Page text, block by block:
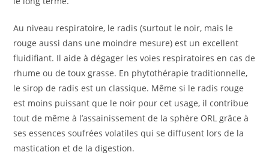
Au niveau respiratoire, le radis (surtout le noir, mais le
rouge aussi dans une moindre mesure) est un excellent
fluidifiant. Il aide à dégager les voies respiratoires en cas de
rhume ou de toux grasse. En phytothérapie traditionnelle,
le sirop de radis est un classique. Même si le radis rouge
est moins puissant que le noir pour cet usage, il contribue
tout de même à l’assainissement de la sphère ORL grâce à
ses essences soufrées volatiles qui se diffusent lors de la
mastication et de la digestion.